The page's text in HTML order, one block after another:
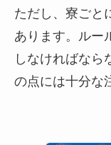
ただし、寮ごと
あります。ルー
しなければなら
の点には十分な